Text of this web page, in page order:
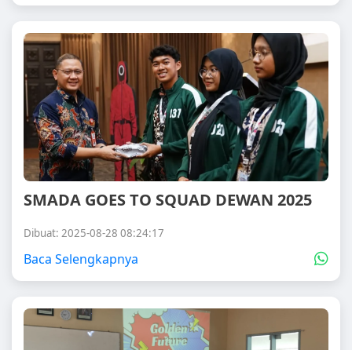
SMADA GOES TO SQUAD DEWAN 2025
Dibuat: 2025-08-28 08:24:17
Baca Selengkapnya